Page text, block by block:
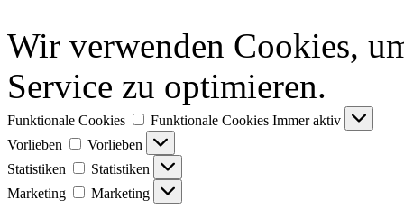
Wir verwenden Cookies,
Service zu optimieren.
Funktionale Cookies Funktionale Cookies Immer aktiv
Vorlieben
Vorlieben
Statistiken
Statistiken
Marketing
Marketing